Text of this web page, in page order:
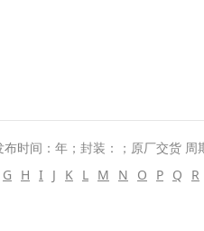
时间：年；封装：；原厂交货 周
G H I J K L M N O P Q R